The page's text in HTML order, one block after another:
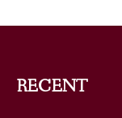
RECENT